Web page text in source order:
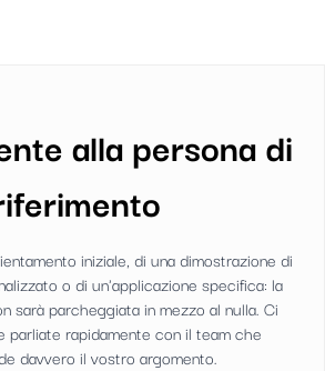
alla persona di
iniziale, di una dimostrazione di
o di un'applicazione specifica: la
sarà parcheggiata in mezzo al nulla. Ci
parliate rapidamente con il team che
davvero il vostro argomento.